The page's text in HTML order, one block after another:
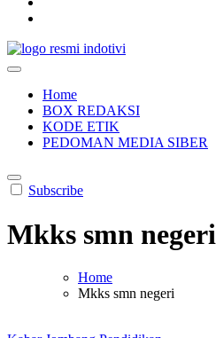
Home
BOX REDAKSI
KODE ETIK
PEDOMAN MEDIA SIBER
Subscribe
Mkks smn negeri
Home
Mkks smn negeri